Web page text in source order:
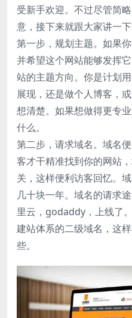
受新手欢迎。不过尽管简
意，接下来就跟大家讲一
第一步，规划主题。如果
并希望这个网站能够发挥
站的主题方向。你是计划
展现，还是做个人博客，
想清楚。如果想做得更专
什么。
第二步，请求域名。域名
客才干精准找到你的网站
关，这样便利访客回忆。
几十块一年。域名的请求
里云，godaddy，上线了
建站体系的二级域名，这
些。